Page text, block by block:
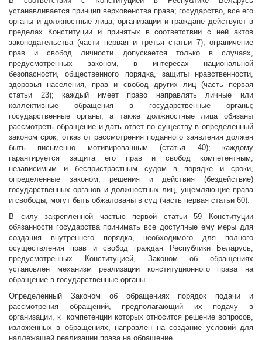
устанавливается принцип верховенства права; государство, все его
органы и должностные лица, организации и граждане действуют в
пределах Конституции и принятых в соответствии с ней актов
законодательства (части первая и третья статьи 7); ограничение
прав и свобод личности допускается только в случаях,
предусмотренных законом, в интересах национальной
безопасности, общественного порядка, защиты нравственности,
здоровья населения, прав и свобод других лиц (часть первая
статьи 23); каждый имеет право направлять личные или
коллективные обращения в государственные органы;
государственные органы, а также должностные лица обязаны
рассмотреть обращение и дать ответ по существу в определенный
законом срок; отказ от рассмотрения поданного заявления должен
быть письменно мотивированным (статья 40); каждому
гарантируется защита его прав и свобод компетентным,
независимым и беспристрастным судом в порядке и сроки,
определенные законом; решения и действия (бездействие)
государственных органов и должностных лиц, ущемляющие права
и свободы, могут быть обжалованы в суд (часть первая статьи 60).
В силу закрепленной частью первой статьи 59 Конституции
обязанности государства принимать все доступные ему меры для
создания внутреннего порядка, необходимого для полного
осуществления прав и свобод граждан Республики Беларусь,
предусмотренных Конституцией, Законом об обращениях
установлен механизм реализации конституционного права на
обращение в государственные органы.
Определенный Законом об обращениях порядок подачи и
рассмотрения обращений, предполагающий их подачу в
организации, к компетенции которых относится решение вопросов,
изложенных в обращениях, направлен на создание условий для
надлежащей реализации права на обращение.